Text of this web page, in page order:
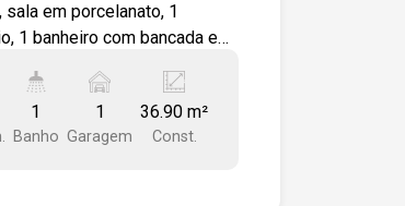
sala em porcelanato, 1
1 banheiro com bancada em
americana com bancada
e integrara a uma área de
com tanque em louça
1
Banho
1
Garagem
36.90 m²
Const.